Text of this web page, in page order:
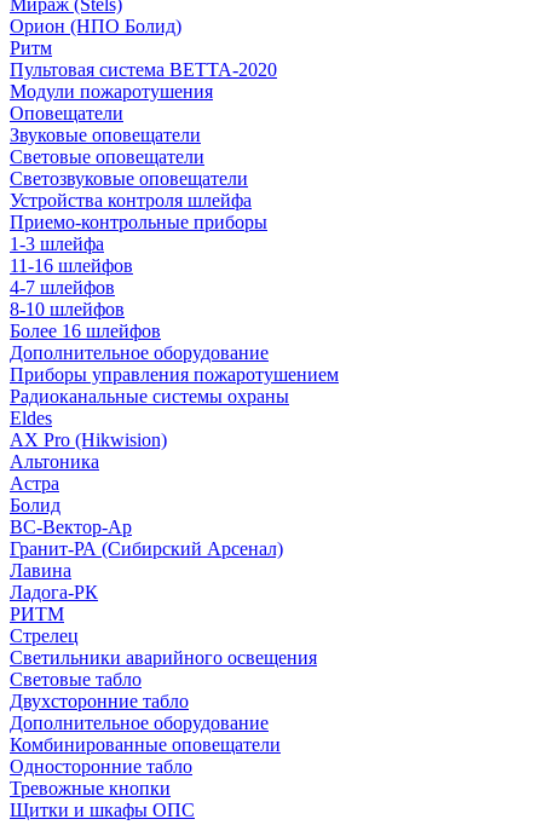
Мираж (Stels)
Орион (НПО Болид)
Ритм
Пультовая система ВЕТТА-2020
Модули пожаротушения
Оповещатели
Звуковые оповещатели
Световые оповещатели
Светозвуковые оповещатели
Устройства контроля шлейфа
Приемо-контрольные приборы
1-3 шлейфа
11-16 шлейфов
4-7 шлейфов
8-10 шлейфов
Более 16 шлейфов
Дополнительное оборудование
Приборы управления пожаротушением
Радиоканальные системы охраны
Eldes
AX Pro (Hikwision)
Альтоника
Астра
Болид
ВС-Вектор-Ар
Гранит-РА (Сибирский Арсенал)
Лавина
Ладога-РК
РИТМ
Стрелец
Светильники аварийного освещения
Световые табло
Двухсторонние табло
Дополнительное оборудование
Комбинированные оповещатели
Односторонние табло
Тревожные кнопки
Щитки и шкафы ОПС